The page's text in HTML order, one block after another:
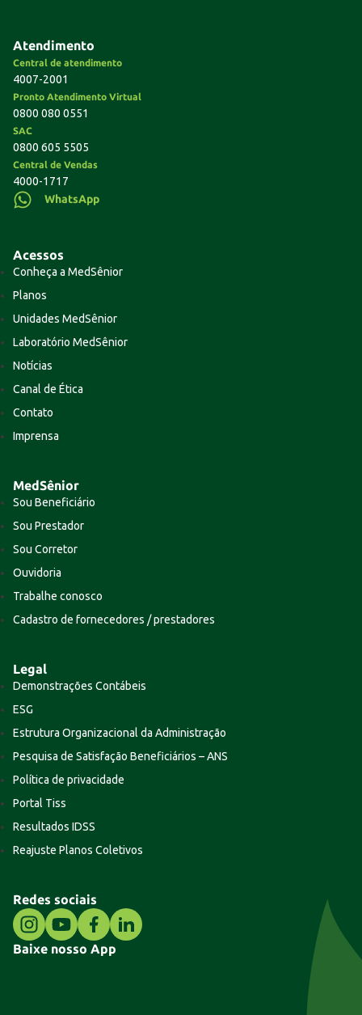
Atendimento
Central de atendimento
4007-2001
Pronto Atendimento Virtual
0800 080 0551
SAC
0800 605 5505
Central de Vendas
4000-1717
WhatsApp
Acessos
Conheça a MedSênior
Planos
Unidades MedSênior
Laboratório MedSênior
Notícias
Canal de Ética
Contato
Imprensa
MedSênior
Sou Beneficiário
Sou Prestador
Sou Corretor
Ouvidoria
Trabalhe conosco
Cadastro de fornecedores / prestadores
Legal
Demonstrações Contábeis
ESG
Estrutura Organizacional da Administração
Pesquisa de Satisfação Beneficiários – ANS
Política de privacidade
Portal Tiss
Resultados IDSS
Reajuste Planos Coletivos
Redes sociais
Baixe nosso App